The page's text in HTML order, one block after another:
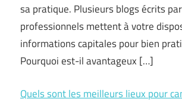
sa pratique. Plusieurs blogs écrits
professionnels mettent à votre
informations capitales pour bien
Pourquoi est-il avantageux […]
Quels sont les meilleurs lieux pour